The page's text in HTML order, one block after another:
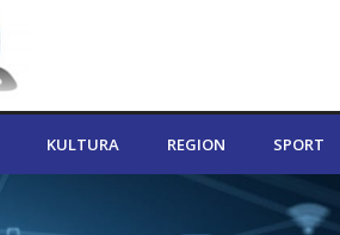
KULTURA REGION SPORT